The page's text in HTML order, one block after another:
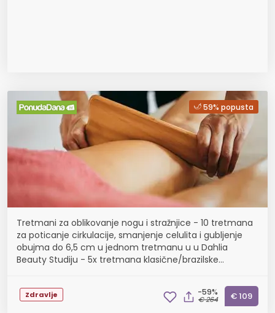
59% popusta
Tretmani za oblikovanje nogu i stražnjice - 10 tretmana
za poticanje cirkulacije, smanjenje celulita i gubljenje
obujma do 6,5 cm u jednom tretmanu u u Dahlia
Beauty Studiju - 5x tretmana klasične/brazilske
Zdravlje -59%
€ 264 € 109